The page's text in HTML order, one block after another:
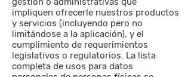
impliquen ofrecerle nuestros productos
y servicios (incluyendo pero no
limitándose a la aplicación), y el
cumplimiento de requerimientos
legislativos o regulatorios. La lista
completa de usos para datos